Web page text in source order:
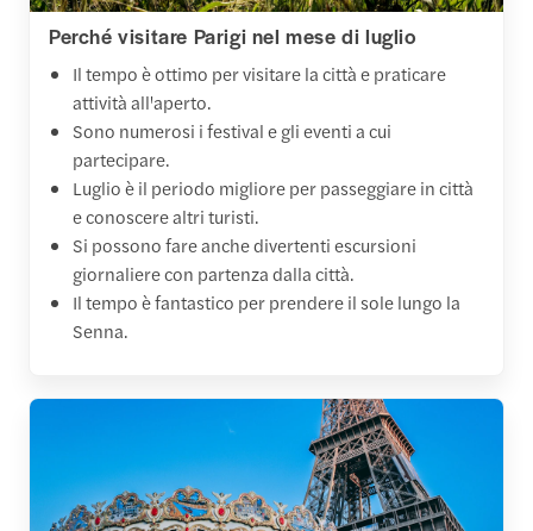
Perché visitare Parigi nel mese di luglio
Il tempo è ottimo per visitare la città e praticare
attività all'aperto.
Sono numerosi i festival e gli eventi a cui
partecipare.
Luglio è il periodo migliore per passeggiare in città
e conoscere altri turisti.
Si possono fare anche divertenti escursioni
giornaliere con partenza dalla città.
Il tempo è fantastico per prendere il sole lungo la
Senna.